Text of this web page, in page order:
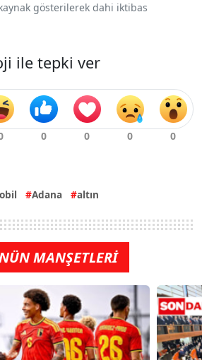
gösterilerek dahi iktibas
ile tepki ver
Adana altın
MANŞETLERİ